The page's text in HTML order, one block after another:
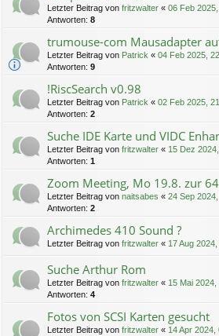
Letzter Beitrag von fritzwalter « 06 Feb
Antworten: 8
trumouse-com Mausadapter
Letzter Beitrag von Patrick « 04 Feb 2025,
Antworten: 9
!RiscSearch v0.98
Letzter Beitrag von Patrick « 02 Feb 2025,
Antworten: 2
Suche IDE Karte und VIDC
Letzter Beitrag von fritzwalter « 15 Dez
Antworten: 1
Zoom Meeting, Mo 19.8. zur
Letzter Beitrag von naitsabes « 24 Sep
Antworten: 2
Archimedes 410 Sound ?
Letzter Beitrag von fritzwalter « 17 Aug
Suche Arthur Rom
Letzter Beitrag von fritzwalter « 15 Mai 2024,
Antworten: 4
Fotos von SCSI Karten gesucht
Letzter Beitrag von fritzwalter « 14 Apr 2024,